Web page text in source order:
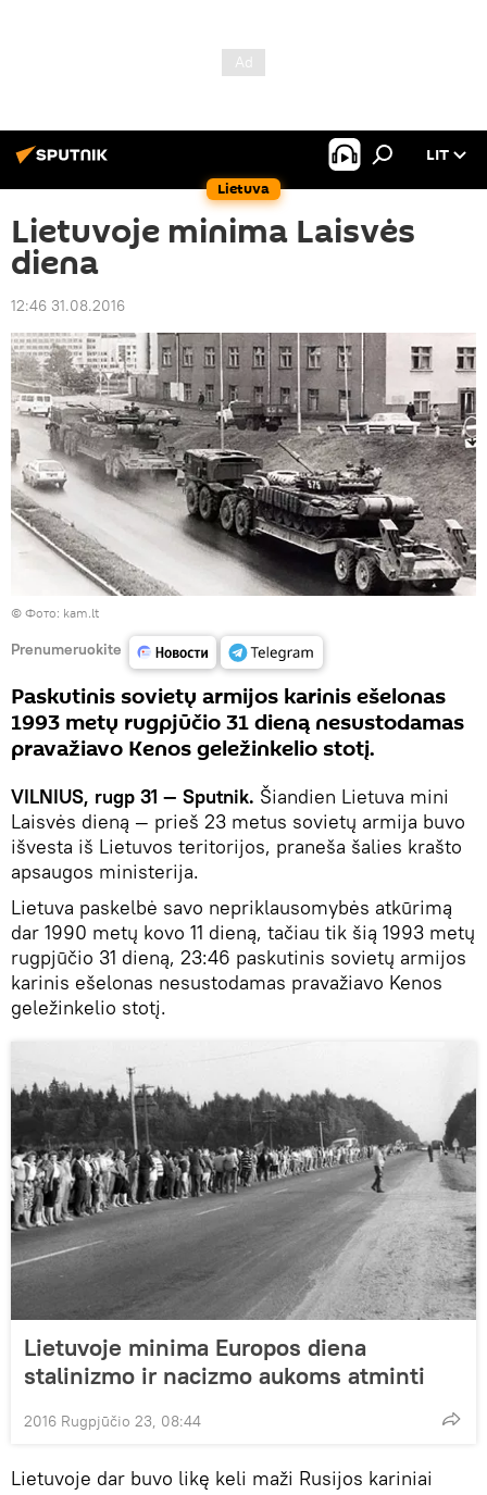
Lietuva
LIT
Lietuvoje minima Laisvės
diena
12:46 31.08.2016
© Фото: kam.lt
Prenumeruokite
Paskutinis sovietų armijos karinis ešelonas
1993 metų rugpjūčio 31 dieną nesustodamas
pravažiavo Kenos geležinkelio stotį.
VILNIUS, rugp 31 — Sputnik. Šiandien Lietuva mini
Laisvės dieną — prieš 23 metus sovietų armija buvo
išvesta iš Lietuvos teritorijos, praneša šalies krašto
apsaugos ministerija.
Lietuva paskelbė savo nepriklausomybės atkūrimą
dar 1990 metų kovo 11 dieną, tačiau tik šią 1993 metų
rugpjūčio 31 dieną, 23:46 paskutinis sovietų armijos
karinis ešelonas nesustodamas pravažiavo Kenos
geležinkelio stotį.
Lietuvoje minima Europos diena
stalinizmo ir nacizmo aukoms atminti
2016 Rugpjūčio 23, 08:44
Lietuvoje dar buvo likę keli maži Rusijos kariniai